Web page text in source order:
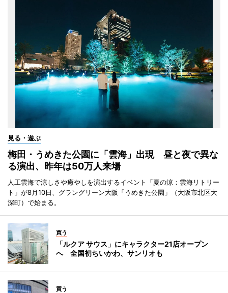
見る・遊ぶ
梅田・うめきた公園に「雲海」出現 昼と夜で異な
る演出、昨年は50万人来場
人工雲海で涼しさや癒やしを演出するイベント「夏の涼：雲海リトリー
ト」が8月10日、グラングリーン大阪「うめきた公園」（大阪市北区大
深町）で始まる。
買う
「ルクア サウス」にキャラクター21店オープン
へ 全国初ちいかわ、サンリオも
買う